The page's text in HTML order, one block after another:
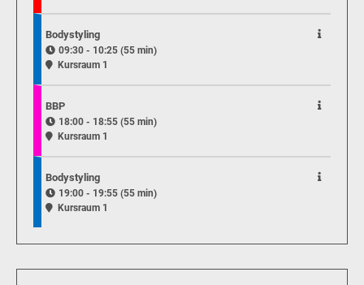
Bodystyling
09:30 - 10:25 (55 min)
Kursraum 1
BBP
18:00 - 18:55 (55 min)
Kursraum 1
Bodystyling
19:00 - 19:55 (55 min)
Kursraum 1